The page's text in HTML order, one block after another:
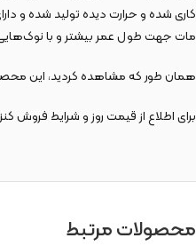
مات جهت طول عمر بیشتر و با
همان ‌طور که مشاهده کردید‌، این
برای اطلاع از قیمت روز و شرایط فروش
محصولات مرتبط